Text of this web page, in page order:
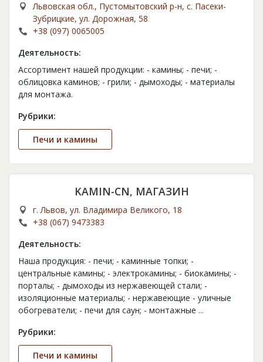
Львовская обл., Пустомытовский р-н, с. Пасеки-
Зубрицкие, ул. Дорожная, 58
+38 (097) 0065005
Деятельность:
Ассортимент нашей продукции: - камины; - печи; -
облицовка каминов; - грили; - дымоходы; - материалы
для монтажа.
Рубрики:
Печи и камины
KAMIN-CN, МАГАЗИН
г. Львов, ул. Владимира Великого, 18
+38 (067) 9473383
Деятельность:
Наша продукция: - печи; - каминные топки; -
центральные камины; - электрокамины; - биокамины; -
порталы; - дымоходы из нержавеющей стали; -
изоляционные материалы; - нержавеющие - уличные
обогреватели; - печи для саун; - монтажные ...
Рубрики:
Печи и камины